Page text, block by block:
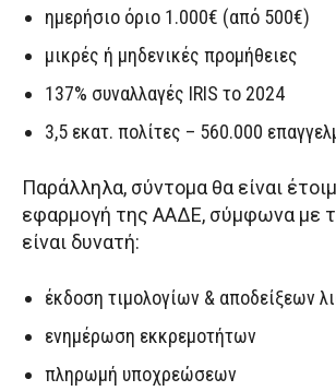
ημερήσιο όριο 1.000€ (από 500€)
μικρές ή μηδενικές προμήθειες
137% συναλλαγές IRIS το 2024
3,5 εκατ. πολίτες – 560.000
Παράλληλα, σύντομα θα είναι
εφαρμογή της ΑΑΔΕ, σύμφωνα με
είναι δυνατή:
έκδοση τιμολογίων & αποδείξεων
ενημέρωση εκκρεμοτήτων
πληρωμή υποχρεώσεων